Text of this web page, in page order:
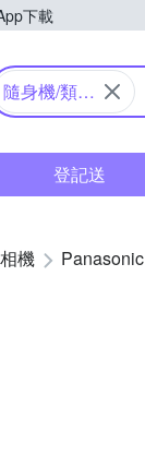
下載
購物中心
隨身機/類單
登記送
相機 Panasonic